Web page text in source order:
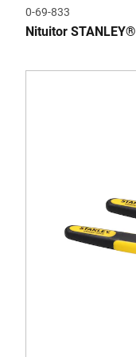
0-69-833
Nituitor STANLEY®